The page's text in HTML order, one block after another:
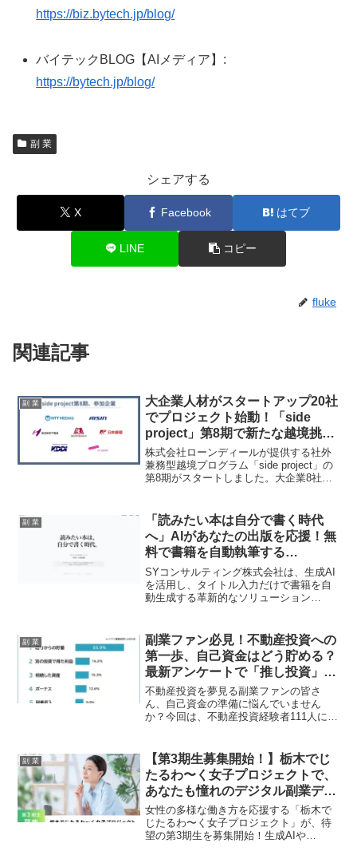
https://biz.bytech.jp/blog/
バイテックBLOG【AIメディア】:
https://bytech.jp/blog/
副 業
シェアする
X Facebook はてブ
LINE コピー
fluke
関連記事
副 業
大企業人材がスタートアップ20社
でプロジェクト始動！「side
project」第8期で新たな越境挑戦
が幕開け！
株式会社ローンディールが提供する社外
兼務型越境プログラム「side project」の
第8期がスタートしました。大企業8社か
プロジェクトに参画。AI活用や経営管
理、新規事業開発といった最前線の経験
を通じて、個人の成長とスタートアップ
の事業成長を後押しします。
副 業
「読みたい本は自分で書く時代
へ」AIがあなたの出版を応援！無
料で書籍を自動執筆する
『Rebook』が副業クリエイター
の夢を加速！
SYコンサルティング株式会社は、生成AI
を活用し、タイトル入力だけで書籍を自
動生成する革新的なソリューション
し、副業で書籍を執筆したいクリエイタ
ーの新しい推し活を強力にサポートしま
す。
副 業
副業ファン必見！不動産投資への
第一歩、自己資金はどう貯める？
最新アンケートで「推し投資」を
応援！
不動産投資を夢見る副業ファンの皆さ
ん、自己資金の準備に悩んでいません
か？今回は、不動産投資経験者111人に聞
し投資」を後押しする最新情報をお届け
します。
副 業
【第3期生募集開始！】栃木でじ
たるわ〜く女子プロジェクトで、
あなたも憧れのデジタル副業デビ
ューを応援！
女性の多様な働き方を応援する「栃木で
じたるわ〜く女子プロジェクト」が、待
望の第3期生を募集開始！生成AIや